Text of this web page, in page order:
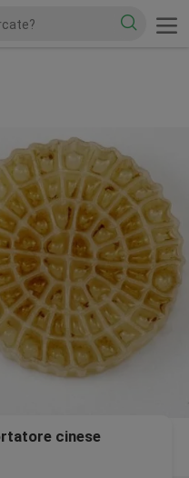
cinese